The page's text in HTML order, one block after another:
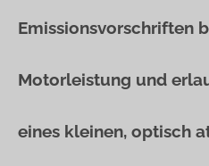
Emissionsvorschriften
Motorleistung und
eines kleinen, optisch